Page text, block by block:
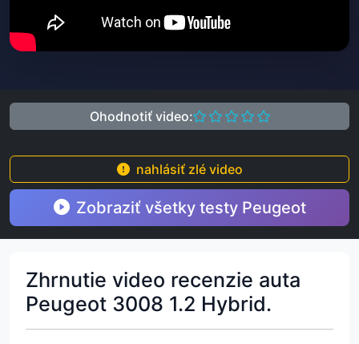
Ohodnotiť video:
nahlásiť zlé video
Zobraziť všetky testy Peugeot
Zhrnutie video recenzie auta
Peugeot 3008 1.2 Hybrid.